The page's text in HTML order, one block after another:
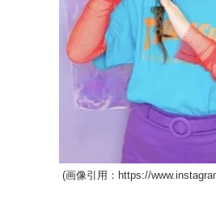
(画像引用：https://